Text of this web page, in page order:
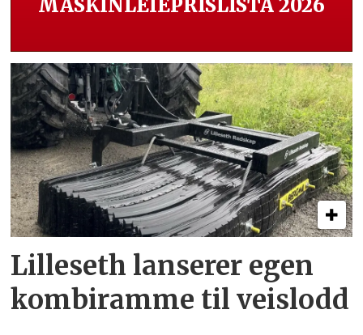
MASKINLEIEPRISLISTA 2026
Lilleseth lanserer egen
kombi­ramme til veislodd